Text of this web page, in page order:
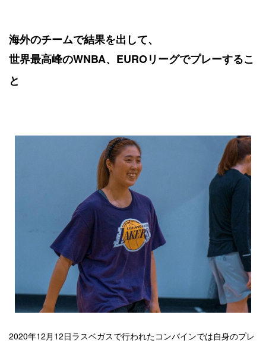
海外のチームで結果を出して、
世界最高峰のWNBA、EUROリーグでプレーするこ
と
2020年12月12日ラスベガスで行われたコンバインでは自身のプレ